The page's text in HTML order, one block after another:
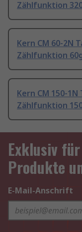
Zählfunktion
Kern CM 60-2N
Zählfunktion
Kern CM 150-
Zählfunktion
Exklusiv
Produkte
E-Mail-Anschrift